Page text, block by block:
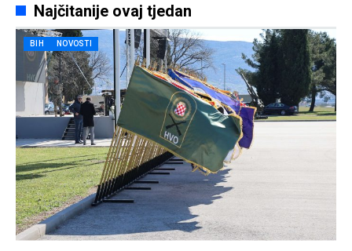
Najčitanije ovaj tjedan
BIH NOVOSTI